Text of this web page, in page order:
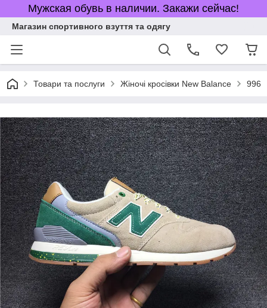
Мужская обувь в наличии. Закажи сейчас!
Магазин спортивного взуття та одягу
Товари та послуги Жіночі кросівки New Balance 996